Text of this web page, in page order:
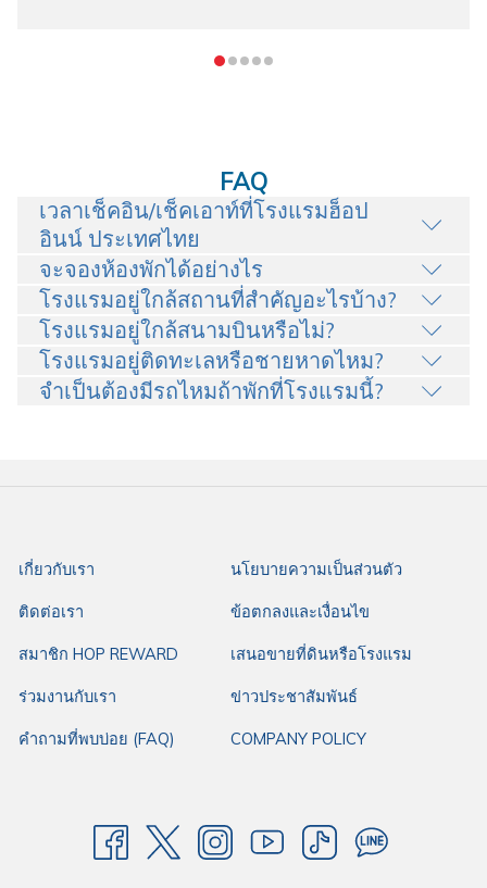
FAQ
เวลาเช็คอิน/เช็คเอาท์ที่โรงแรมฮ็อป
อินน์ ประเทศไทย
จะจองห้องพักได้อย่างไร
โรงแรมอยู่ใกล้สถานที่สำคัญอะไรบ้าง?
โรงแรมอยู่ใกล้สนามบินหรือไม่?
โรงแรมอยู่ติดทะเลหรือชายหาดไหม?
จำเป็นต้องมีรถไหมถ้าพักที่โรงแรมนี้?
เกี่ยวกับเรา นโยบายความเป็นส่วนตัว
ติดต่อเรา ข้อตกลงและเงื่อนไข
สมาชิก HOP REWARD เสนอขายที่ดินหรือโรงแรม
ร่วมงานกับเรา ข่าวประชาสัมพันธ์
คำถามที่พบบ่อย (FAQ) COMPANY POLICY